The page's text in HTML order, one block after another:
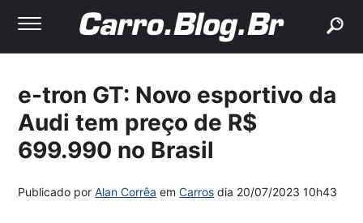
e-tron GT: Novo esportivo da
Audi tem preço de R$
699.990 no Brasil
Publicado porAlan Corrêa emCarros dia 20/07/2023 10h43